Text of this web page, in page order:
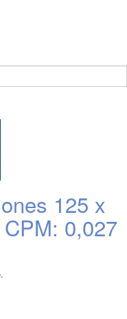
125 x
0,027